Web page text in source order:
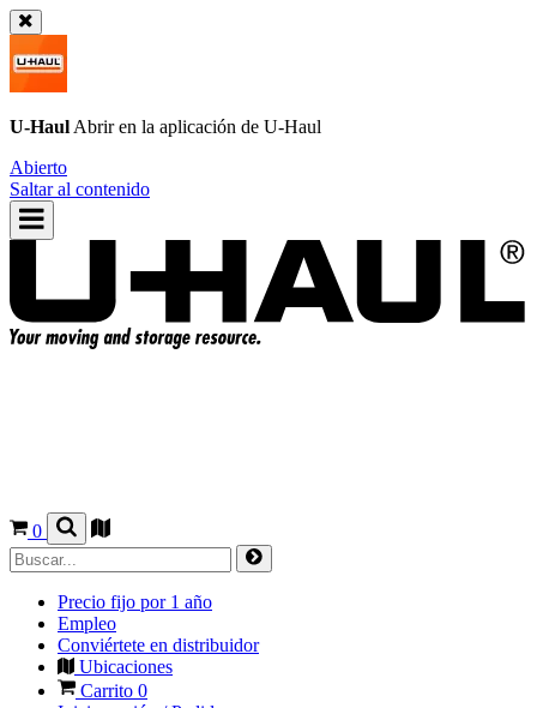
U-Haul Abrir en la aplicación de U-Haul
Abierto
Saltar al contenido
0
Precio fijo por 1 año
Empleo
Conviértete en distribuidor
Ubicaciones
Carrito 0